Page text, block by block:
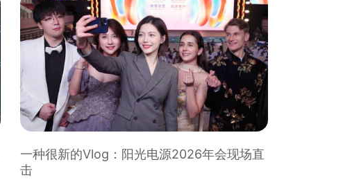
一种很新的Vlog：阳光电源2026年会现场直
击